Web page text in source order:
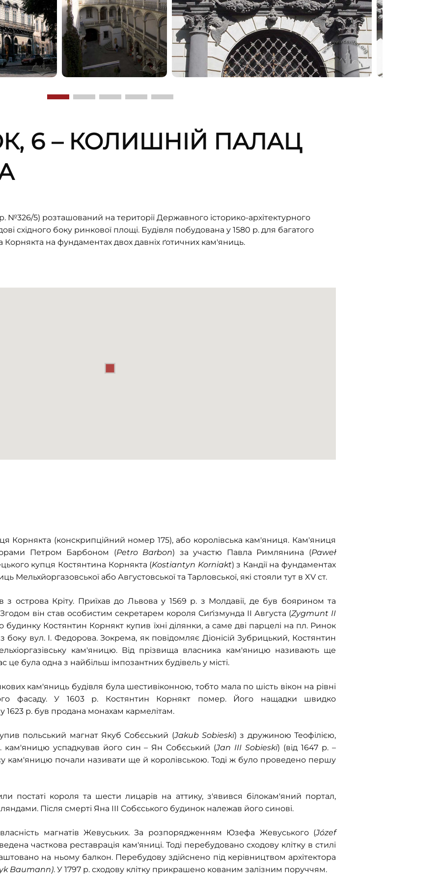
6 – КОЛИШНІЙ ПАЛАЦ
№326/5) розташований на території Державного історико-архітектурного
східного боку ринкової площі. Будівля побудована у 1580 р. для багатого
Корнякта на фундаментах двох давніх ґотичних кам'яниць.
Корнякта (конскрипційний номер 175), або королівська кам'яниця. Кам'яниця
Петром Барбоном (Petro Barbon) за участю Павла Римлянина (Paweł
купця Костянтина Корнякта (Kostiantyn Korniakt) з Кандії на фундаментах
Мельхйоргазовської або Августовської та Тарловської, які стояли тут в XV ст.
з острова Кріту. Приїхав до Львова у 1569 р. з Молдавії, де був боярином та
він став особистим секретарем короля Сиґізмунда ІІ Августa (Zygmunt II
будинку Костянтин Корнякт купив їхні ділянки, а саме дві парцелі на пл. Ринок
боку вул. І. Федорова. Зокрема, як повідомляє Діонісій Зубрицький, Костянтин
кам'яницю. Від прізвища власника кам'яницю називають ще
це була одна з найбільш імпозантних будівель у місті.
кам'яниць будівля була шестивіконною, тобто мала по шість вікон на рівні
фасаду. У 1603 р. Костянтин Корнякт помер. Його нащадки швидко
1623 р. був продана монахам кармелітам.
польський магнат Якуб Собєський (Jakub Sobieski) з дружиною Теофілією,
кам'яницю успадкував його син – Ян Собєський (Jan III Sobieski) (від 1647 р. –
кам'яницю почали називати ще й королівською. Тоді ж було проведено першу
постаті короля та шести лицарів на аттику, з'явився білокам'яний портал,
Після смерті Яна ІІІ Собєського будинок належав його синові.
магнатів Жевуських. За розпорядженням Юзефа Жевуського (Józef
часткова реставрація кам'яниці. Тоді перебудовано сходову клітку в стилі
на ньому балкон. Перебудову здійснено під керівництвом архітектора
Baumann). У 1797 р. сходову клітку прикрашено кованим залізним поруччям.